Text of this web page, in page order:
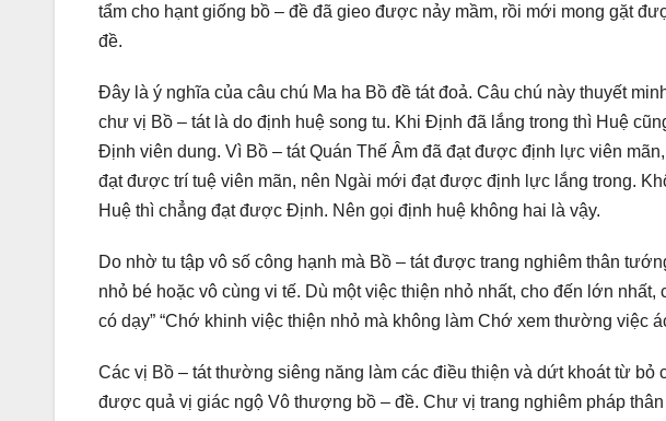
tẩm cho hạnt giống bồ – đề đã gieo được nảy mầm, rồi mới mong gặt
đề.
Đây là ý nghĩa của câu chú Ma ha Bồ đề tát đoả. Câu chú này thuyết
chư vị Bồ – tát là do định huệ song tu. Khi Định đã lắng trong thì Huệ
Định viên dung. Vì Bồ – tát Quán Thế Âm đã đạt được định lực viên
đạt được trí tuệ viên mãn, nên Ngài mới đạt được định lực lắng trong.
Huệ thì chẳng đạt được Định. Nên gọi định huệ không hai là vậy.
Do nhờ tu tập vô số công hạnh mà Bồ – tát được trang nghiêm thân
nhỏ bé hoặc vô cùng vi tế. Dù một việc thiện nhỏ nhất, cho đến lớn
có dạy” “Chớ khinh việc thiện nhỏ mà không làm Chớ xem thường việc
Các vị Bồ – tát thường siêng năng làm các điều thiện và dứt khoát từ bỏ
được quả vị giác ngộ Vô thượng bồ – đề. Chư vị trang nghiêm pháp